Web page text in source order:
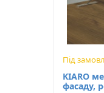
Під
KIARO
фасаду,